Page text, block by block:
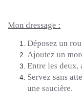
Mon dressage :
Déposez un
Ajoutez un
Entre les deux,
Servez sans
une saucière.